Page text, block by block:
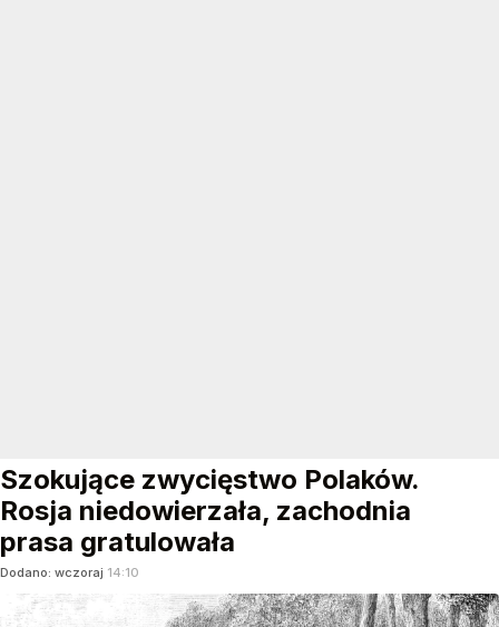
Szokujące zwycięstwo Polaków.
Rosja niedowierzała, zachodnia
prasa gratulowała
Dodano: wczoraj 14:10